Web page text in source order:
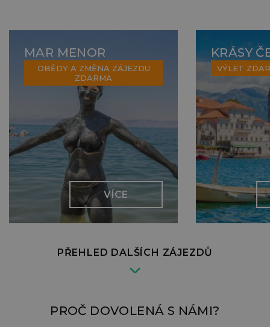
MAR MENOR
OBĚDY A ZMĚNA ZÁJEZDU
ZDARMA
VÍCE
KRÁSY
VÝLET
PŘEHLED DALŠÍCH ZÁJEZDŮ
PROČ DOVOLENÁ S NÁMI?